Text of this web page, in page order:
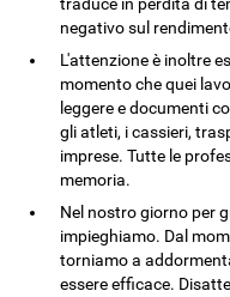
negativo sul
L'attenzione è inoltre
momento che quei
leggere e documenti
gli atleti, i cassieri,
imprese. Tutte le
memoria.
Nel nostro giorno per
impieghiamo. Dal
torniamo a
essere efficace.